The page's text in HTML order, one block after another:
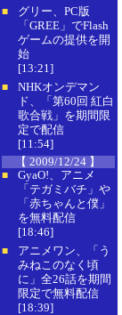
■
グリー、PC版
「GREE」でFlash
ゲームの提供を開
始
[13:21]
■
NHKオンデマン
ド、「第60回 紅白
歌合戦」を期間限
定で配信
[11:54]
【 2009/12/24 】
■
GyaO!、アニメ
「テガミバチ」や
「赤ちゃんと僕」
を無料配信
[18:46]
■
アニメワン、「う
みねこのなく頃
に」全26話を期間
限定で無料配信
[18:39]